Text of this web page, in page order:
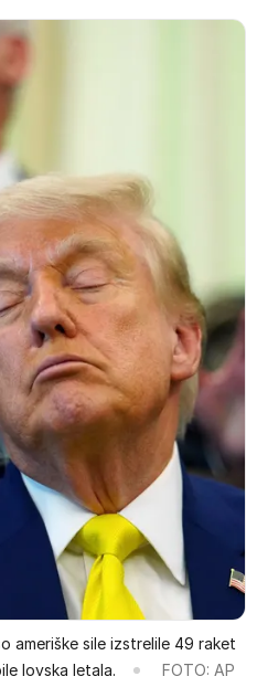
ameriške sile izstrelile 49 raket
lovska letala.
FOTO: AP